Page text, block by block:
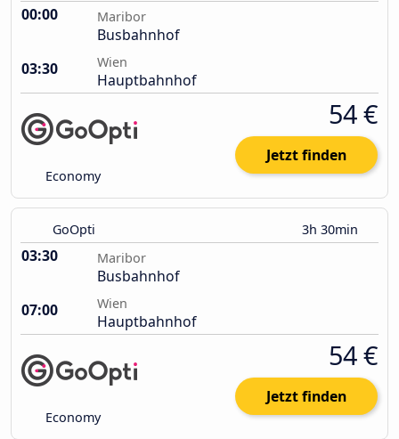
00:00 Maribor
Busbahnhof
03:30
Wien
Hauptbahnhof
Economy
54 €
Jetzt finden
GoOpti 3h 30min
03:30 Maribor
Busbahnhof
07:00
Wien
Hauptbahnhof
Economy
54 €
Jetzt finden